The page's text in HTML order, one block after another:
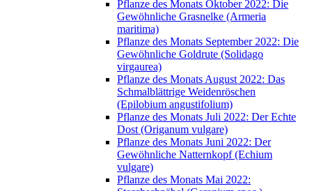
Pflanze des Monats Oktober 2022: Die
Gewöhnliche Grasnelke (Armeria
maritima)
Pflanze des Monats September 2022: Die
Gewöhnliche Goldrute (Solidago
virgaurea)
Pflanze des Monats August 2022: Das
Schmalblättrige Weidenröschen
(Epilobium angustifolium)
Pflanze des Monats Juli 2022: Der Echte
Dost (Origanum vulgare)
Pflanze des Monats Juni 2022: Der
Gewöhnliche Natternkopf (Echium
vulgare)
Pflanze des Monats Mai 2022: